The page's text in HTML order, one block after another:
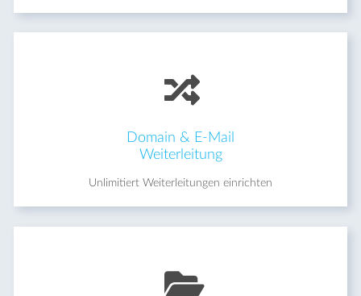
Domain & E-Mail
Weiterleitung
Unlimitiert Weiterleitungen einrichten